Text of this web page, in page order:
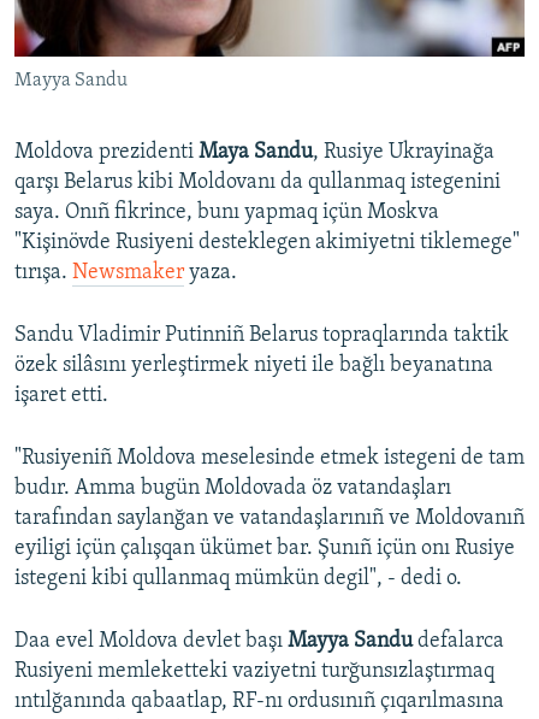
Українською
QOŞULIÑIZ!
RFE/RS bütün saytları
Mayya Sandu
Moldova prezidenti Maya Sandu, Rusiye Ukrayinağa
qarşı Belarus kibi Moldovanı da qullanmaq istegenini
saya. Onıñ fikrince, bunı yapmaq içün Moskva
"Kişinövde Rusiyeni desteklegen akimiyetni tiklemege"
tırışa. Newsmaker yaza.
Sandu Vladimir Putinniñ Belarus topraqlarında taktik
özek silâsını yerleştirmek niyeti ile bağlı beyanatına
işaret etti.
"Rusiyeniñ Moldova meselesinde etmek istegeni de tam
budır. Amma bugün Moldovada öz vatandaşları
tarafından saylanğan ve vatandaşlarınıñ ve Moldovanıñ
eyiligi içün çalışqan ükümet bar. Şunıñ içün onı Rusiye
istegeni kibi qullanmaq mümkün degil", - dedi o.
Daa evel Moldova devlet başı Mayya Sandudefalarca
Rusiyeni memleketteki vaziyetni turğunsızlaştırmaq
ıntılğanında qabaatlap, RF-nı ordusınıñ çıqarılmasına